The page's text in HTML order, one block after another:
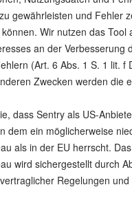
gewährleisten und Fehler
Wir nutzen das Tool
an der Verbesserung
(Art. 6 Abs. 1 S. 1 lit. f
Zwecken werden die
dass Sentry als US-
dem ein möglicherweise
als in der EU herrscht.
wird sichergestellt durch
Regelungen